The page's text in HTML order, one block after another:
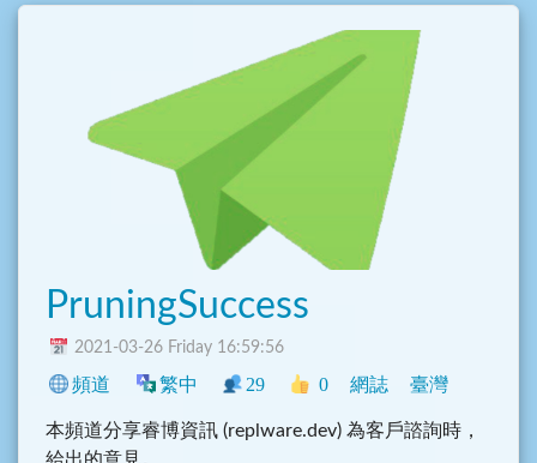
PruningSuccess
2021-03-26 Friday 16:59:56
頻道 繁中 29 0 網誌 臺灣
本頻道分享睿博資訊 (replware.dev) 為客戶諮詢時，